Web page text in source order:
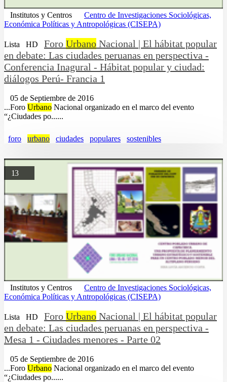
Institutos y Centros
Centro de Investigaciones Sociológicas,
Económica Políticas y Antropológicas (CISEPA)
Lista HD Foro Urbano Nacional | El hábitat popular
en debate: Las ciudades peruanas en perspectiva -
Conferencia Inagural - Hábitat popular y ciudad:
diálogos Perú- Francia 1
05 de Septiembre de 2016
...Foro Urbano Nacional organizado en el marco del evento
“¿Ciudades po......
foro urbano ciudades populares sostenibles
13
Institutos y Centros
Centro de Investigaciones Sociológicas,
Económica Políticas y Antropológicas (CISEPA)
Lista HD Foro Urbano Nacional | El hábitat popular
en debate: Las ciudades peruanas en perspectiva -
Mesa 1 - Ciudades menores - Parte 02
05 de Septiembre de 2016
...Foro Urbano Nacional organizado en el marco del evento
“¿Ciudades po......